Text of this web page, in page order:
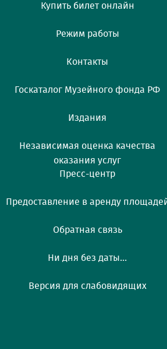
Купить билет онлайн
Режим работы
Контакты
Госкаталог Музейного фонда РФ
Издания
Независимая оценка качества
оказания услуг
Пресс-центр
Предоставление в аренду
Обратная связь
Ни дня без даты...
Версия для слабовидящих